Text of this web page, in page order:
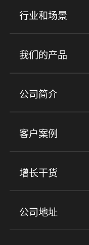
行业和场景
行业解决方案
培训机构
金融行业
心理机构
我们的产品
产品
小程序商城
社群圈子
公司简介
客户案例
增长干货
公司地址